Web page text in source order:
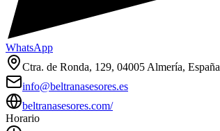
WhatsApp
Ctra. de Ronda, 129, 04005 Almería, España
info@beltranasesores.es
beltranasesores.com/
Horario